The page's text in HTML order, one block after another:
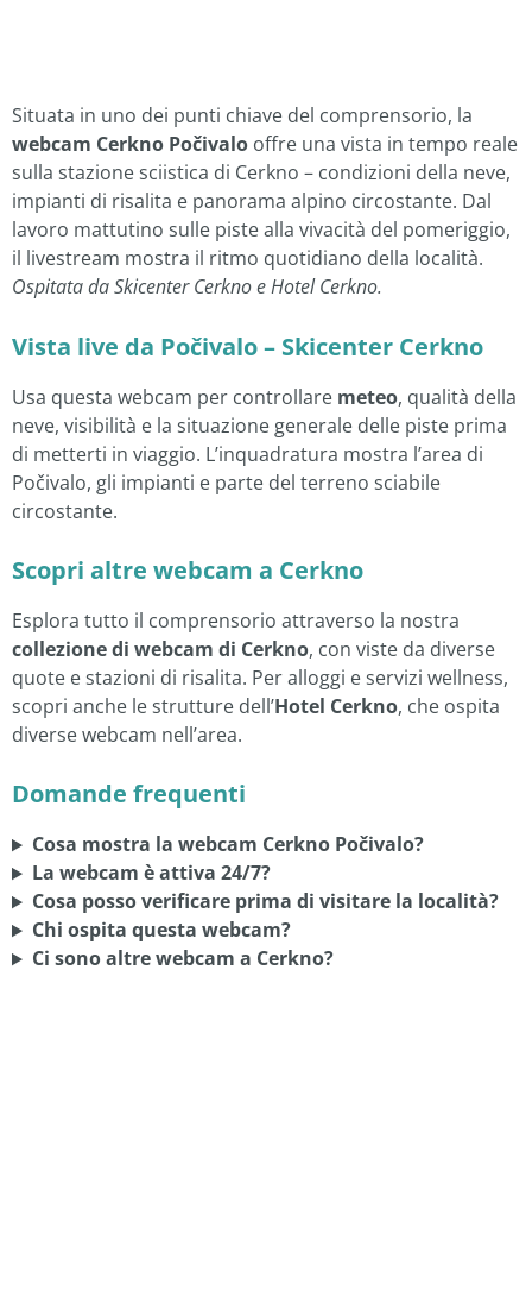
Situata in uno dei punti chiave del comprensorio, la
webcam Cerkno Počivalo offre una vista in tempo reale
sulla stazione sciistica di Cerkno – condizioni della neve,
impianti di risalita e panorama alpino circostante. Dal
lavoro mattutino sulle piste alla vivacità del pomeriggio,
il livestream mostra il ritmo quotidiano della località.
Ospitata da Skicenter Cerkno e Hotel Cerkno.
Vista live da Počivalo – Skicenter Cerkno
Usa questa webcam per controllare meteo, qualità della
neve, visibilità e la situazione generale delle piste prima
di metterti in viaggio. L’inquadratura mostra l’area di
Počivalo, gli impianti e parte del terreno sciabile
circostante.
Scopri altre webcam a Cerkno
Esplora tutto il comprensorio attraverso la nostra
collezione di webcam di Cerkno, con viste da diverse
quote e stazioni di risalita. Per alloggi e servizi wellness,
scopri anche le strutture dell’Hotel Cerkno, che ospita
diverse webcam nell’area.
Domande frequenti
Cosa mostra la webcam Cerkno Počivalo?
La webcam è attiva 24/7?
Cosa posso verificare prima di visitare la località?
Chi ospita questa webcam?
Ci sono altre webcam a Cerkno?